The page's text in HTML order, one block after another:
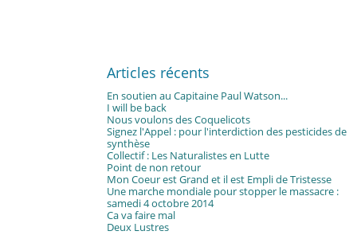
Articles récents
En soutien au Capitaine Paul Watson...
I will be back
Nous voulons des Coquelicots
Signez l'Appel : pour l'interdiction des pesticides de
synthèse
Collectif : Les Naturalistes en Lutte
Point de non retour
Mon Coeur est Grand et il est Empli de Tristesse
Une marche mondiale pour stopper le massacre :
samedi 4 octobre 2014
Ca va faire mal
Deux Lustres